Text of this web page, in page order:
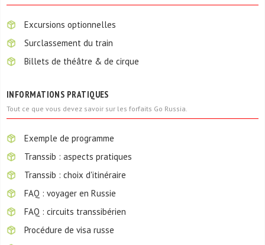
Excursions optionnelles
Surclassement du train
Billets de théâtre & de cirque
INFORMATIONS PRATIQUES
Tout ce que vous devez savoir sur les forfaits Go Russia.
Exemple de programme
Transsib : aspects pratiques
Transsib : choix d'itinéraire
FAQ : voyager en Russie
FAQ : circuits transsibérien
Procédure de visa russe